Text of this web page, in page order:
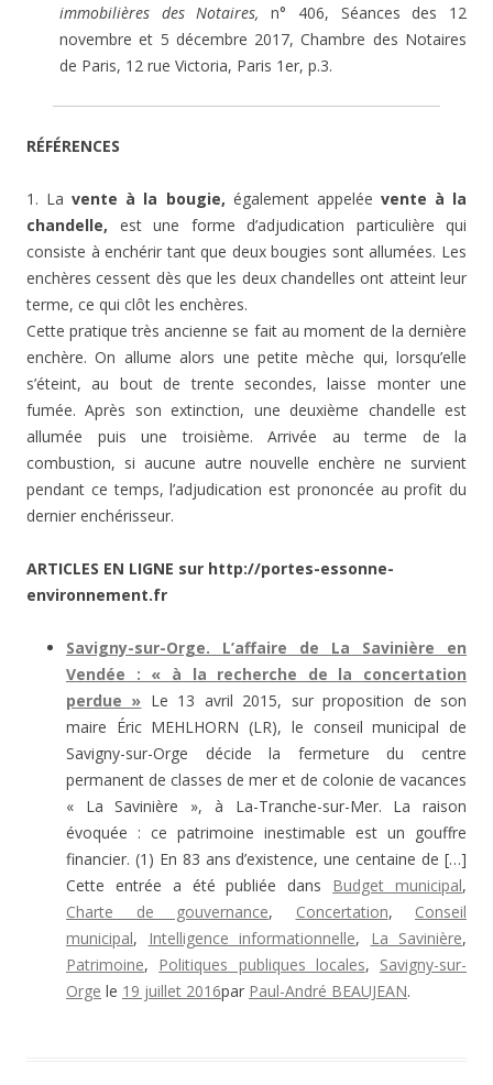
immobilières des Notaires, n° 406, Séances des 12
novembre et 5 décembre 2017, Chambre des Notaires
de Paris, 12 rue Victoria, Paris 1er, p.3.
RÉFÉRENCES
1. Lavente à la bougie, également appelée vente à la
chandelle, est une forme d’adjudication particulière qui
consiste à enchérir tant que deux bougies sont allumées. Les
enchères cessent dès que les deux chandelles ont atteint leur
terme, ce qui clôt les enchères.
Cette pratique très ancienne se fait au moment de la dernière
enchère. On allume alors une petite mèche qui, lorsqu’elle
s’éteint, au bout de trente secondes, laisse monter une
fumée. Après son extinction, une deuxième chandelle est
allumée puis une troisième. Arrivée au terme de la
combustion, si aucune autre nouvelle enchère ne survient
pendant ce temps, l’adjudication est prononcée au profit du
dernier enchérisseur.
ARTICLES EN LIGNE sur http://portes-essonne-
environnement.fr
Savigny-sur-Orge. L’affaire de La Savinière en
Vendée : « à la recherche de la concertation
perdue » Le 13 avril 2015, sur proposition de son
maire Éric MEHLHORN (LR), le conseil municipal de
Savigny-sur-Orge décide la fermeture du centre
permanent de classes de mer et de colonie de vacances
« La Savinière », à La-Tranche-sur-Mer. La raison
évoquée : ce patrimoine inestimable est un gouffre
financier. (1) En 83 ans d’existence, une centaine de […]
Cette entrée a été publiée dans Budget municipal,
Charte de gouvernance, Concertation, Conseil
municipal, Intelligence informationnelle, La Savinière,
Patrimoine, Politiques publiques locales, Savigny-sur-
Orge le 19 juillet 2016par Paul-André BEAUJEAN.